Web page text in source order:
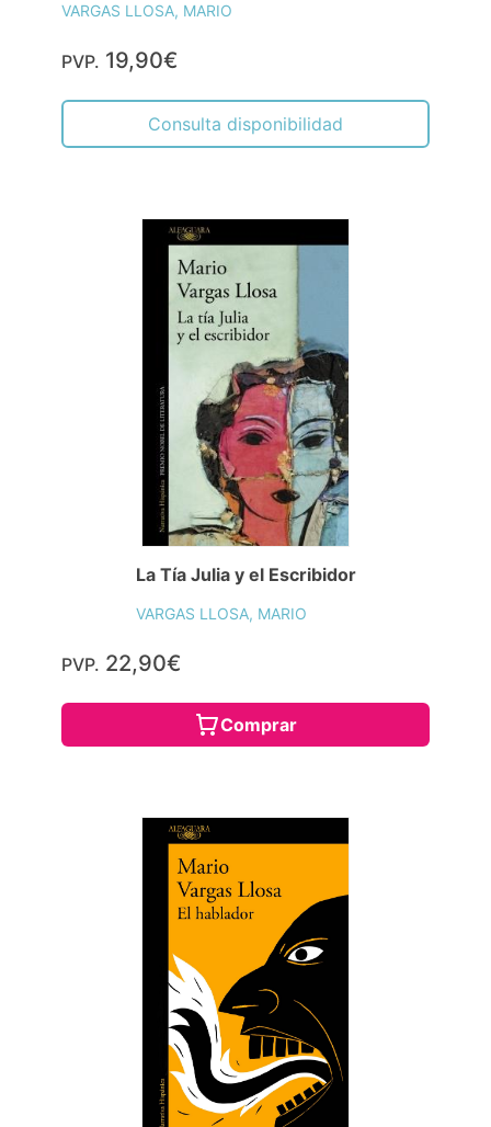
VARGAS LLOSA, MARIO
PVP. 19,90€
Consulta disponibilidad
La Tía Julia y el Escribidor
VARGAS LLOSA, MARIO
PVP. 22,90€
Comprar